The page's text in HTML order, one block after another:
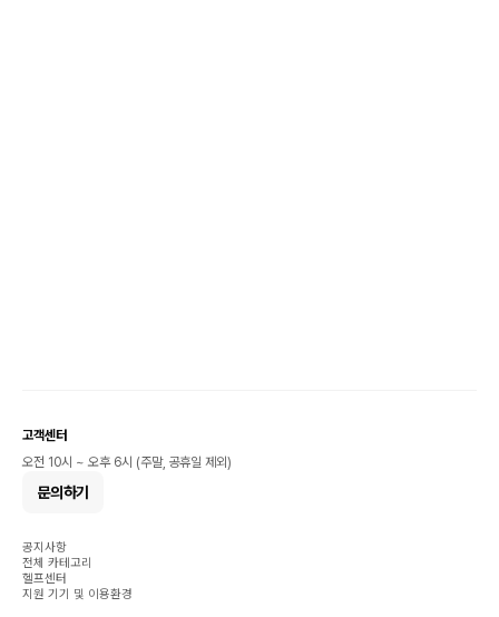
고객센터
오전 10시 ~ 오후 6시 (주말, 공휴일 제외)
문의하기
공지사항
전체 카테고리
헬프센터
지원 기기 및 이용환경